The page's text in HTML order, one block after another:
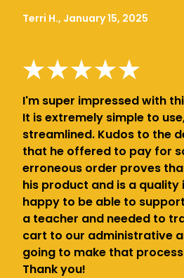
Terri H., January 15, 2025
I'm super impressed with
It is extremely simple to
streamlined. Kudos to the
that he offered to pay for
erroneous order proves
his product and is a quality
happy to be able to
a teacher and needed to
cart to our administrative
going to make that
Thank you!